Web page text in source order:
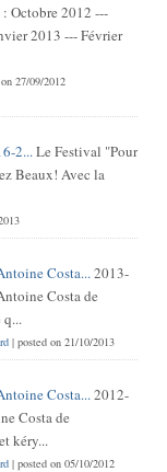
2013 --- Février
27/09/2012
2...Le Festival "Pour
Avec la
Costa...2013-
Costa de
q...
| posted on 21/10/2013
Costa...2012-
Costa de
kéry...
| posted on 05/10/2012